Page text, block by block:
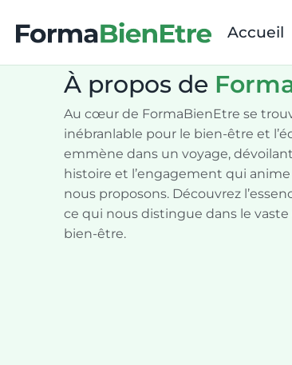
Accueil
À propos de
Au cœur de FormaBienEtre se
inébranlable pour le bien-être et
emmène dans un voyage,
histoire et l’engagement qui
nous proposons. Découvrez
ce qui nous distingue dans le
bien-être.